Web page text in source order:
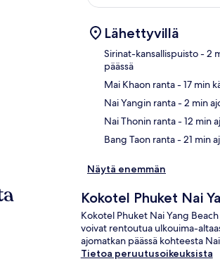
Lähettyvillä
Sirinat-kansallispuisto- 2
päässä
Mai Khaon ranta- 17 min
Nai Yangin ranta- 2 min
Nai Thonin ranta- 12 min
Bang Taon ranta- 21 min
Näytä enemmän
Kokotel Phuket Nai
Kokotel Phuket Nai Yang
voivat rentoutua ulkouima-
ajomatkan päässä kohteesta
Tietoa peruutusoikeuksista